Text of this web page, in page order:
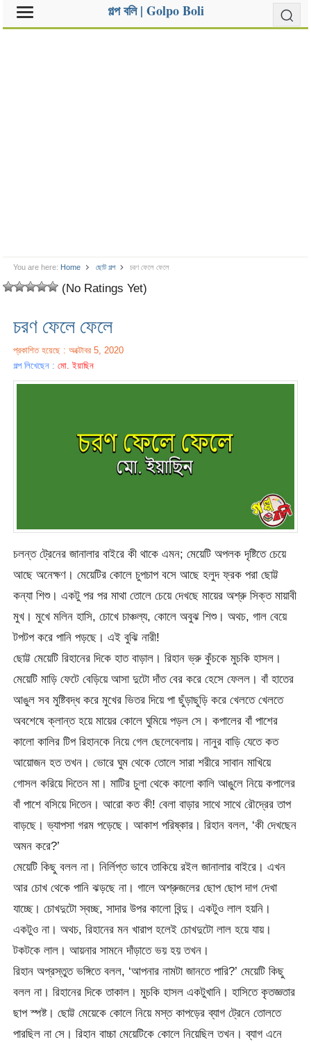
গল্প বলি | Golpo Boli
You are here: Home ছোট গল্প চরণ ফেলে ফেলে
(No Ratings Yet)
চরণ ফেলে ফেলে
প্রকাশিত হয়েছে : অক্টোবর 5, 2020
গল্প লিখেছেন :মো. ইয়াছিন
চলন্ত ট্রেনের জানালার বাইরে কী থাকে এমন; মেয়েটি অপলক দৃষ্টিতে চেয়ে
আছে অনেক্ষণ। মেয়েটির কোলে চুপচাপ বসে আছে হলুদ ফ্রক পরা ছোট্ট
কন্যা শিশু। একটু পর পর মাথা তোলে চেয়ে দেখছে মায়ের অশ্রু সিক্ত মায়াবী
মুখ। মুখে মলিন হাসি, চোখে চাঞ্চল্য, কোলে অবুঝ শিশু। অথচ, গাল বেয়ে
টপটপ করে পানি পড়ছে। এই বুঝি নারী!
ছোট্ট মেয়েটি রিহানের দিকে হাত বাড়াল। রিহান ভ্রু কুঁচকে মুচকি হাসল।
মেয়েটি মাড়ি ফেটে বেড়িয়ে আসা দুটো দাঁত বের করে হেসে ফেলল। বাঁ হাতের
আঙুল সব মুষ্টিবদ্ধ করে মুখের ভিতর দিয়ে পা ছুঁড়াছুড়ি করে খেলতে খেলতে
অবশেষে ক্লান্ত হয়ে মায়ের কোলে ঘুমিয়ে পড়ল সে। কপালের বাঁ পাশের
কালো কালির টিপ রিহানকে নিয়ে গেল ছেলেবেলায়। নানুর বাড়ি যেতে কত
আয়োজন হত তখন। ভোরে ঘুম থেকে তোলে সারা শরীরে সাবান মাখিয়ে
গোসল করিয়ে দিতেন মা। মাটির চুলা থেকে কালো কালি আঙুলে নিয়ে কপালের
বাঁ পাশে বসিয়ে দিতেন। আরো কত কী! বেলা বাড়ার সাথে সাথে রৌদ্রের তাপ
বাড়ছে। ভ্যাপসা গরম পড়েছে। আকাশ পরিষ্কার। রিহান বলল, ‘কী দেখছেন
অমন করে?’
মেয়েটি কিছু বলল না। নির্লিপ্ত ভাবে তাকিয়ে রইল জানালার বাইরে। এখন
আর চোখ থেকে পানি ঝড়ছে না। গালে অশ্রুজলের ছোপ ছোপ দাগ দেখা
যাচ্ছে। চোখদুটো স্বচ্ছ, সাদার উপর কালো বিন্দু। একটুও লাল হয়নি।
একটুও না। অথচ, রিহানের মন খারাপ হলেই চোখদুটো লাল হয়ে যায়।
টকটকে লাল। আয়নার সামনে দাঁড়াতে ভয় হয় তখন।
রিহান অপ্রস্তুত ভঙ্গিতে বলল, ‘আপনার নামটা জানতে পারি?’ মেয়েটি কিছু
বলল না। রিহানের দিকে তাকাল। মুচকি হাসল একটুখানি। হাসিতে কৃতজ্ঞতার
ছাপ স্পষ্ট। ছোট্ট মেয়েকে কোলে নিয়ে মস্ত কাপড়ের ব্যাগ ট্রেনে তোলতে
পারছিল না সে। রিহান বাচ্চা মেয়েটিকে কোলে নিয়েছিল তখন। ব্যাগ এনে